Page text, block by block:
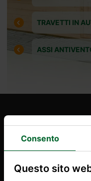
TRAVETTI IN
ASSI
Prodotti
Consento
Questo sito